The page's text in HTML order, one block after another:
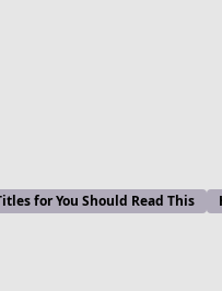
for You Should Read This